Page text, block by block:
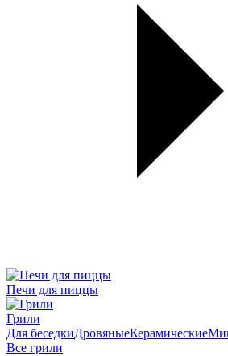
Печи для пиццы
Грили
Для беседкиДровяныеКерамические
Все грили